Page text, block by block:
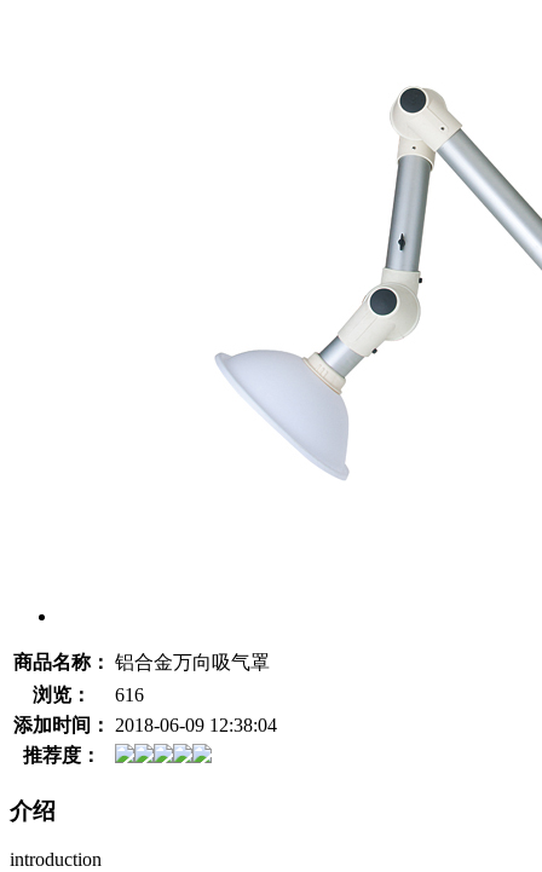
商品名称： 铝合金万向吸气罩
浏览：
616
添加时间：
2018-06-09 12:38:04
推荐度：
介绍
introduction